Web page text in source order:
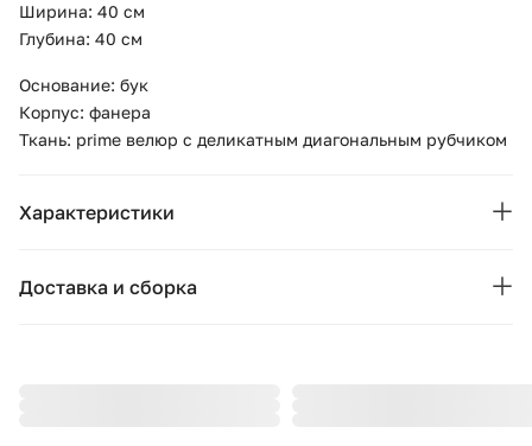
Ширина: 40 см
Глубина: 40 см
Основание: бук
Корпус: фанера
Ткань: prime велюр с деликатным диагональным рубчиком
Характеристики
Доставка и сборка